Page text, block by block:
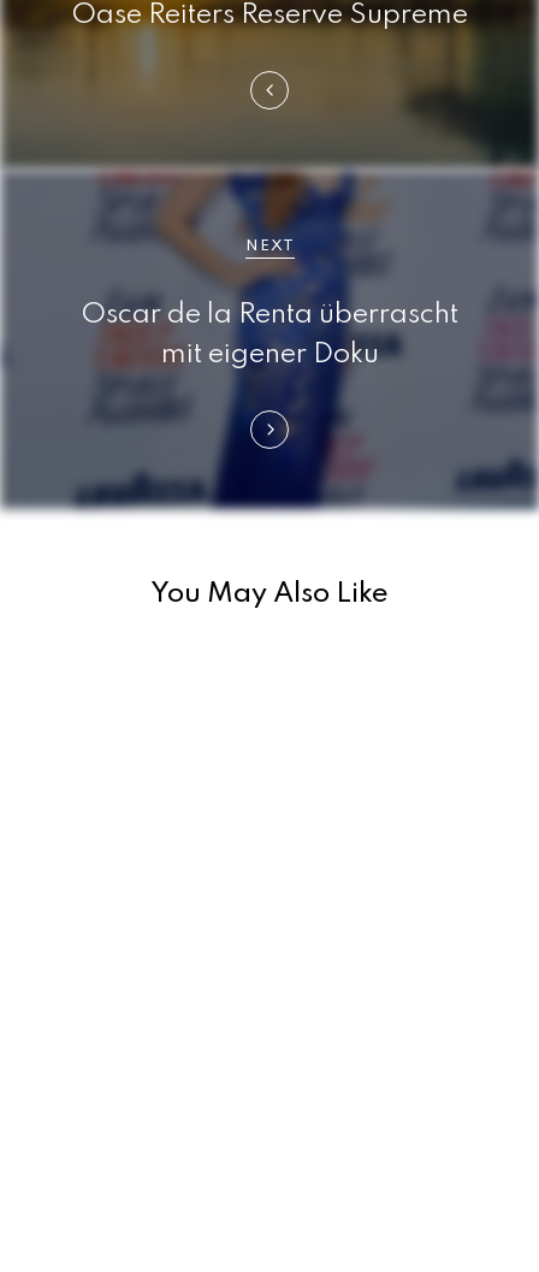
v
a
Oase Reiters Reserve Supreme
NEXT
Oscar de la Renta überrascht
mit eigener Doku
You May Also Like